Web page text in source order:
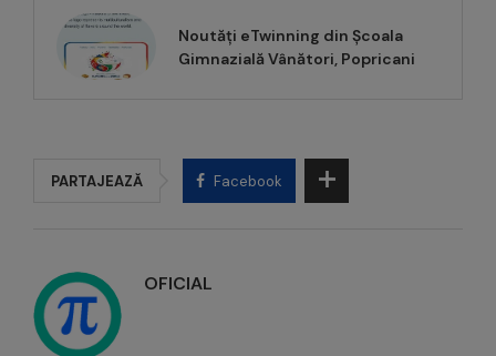
Noutăți eTwinning din Școala
Gimnazială Vânători, Popricani
PARTAJEAZĂ Facebook
OFICIAL